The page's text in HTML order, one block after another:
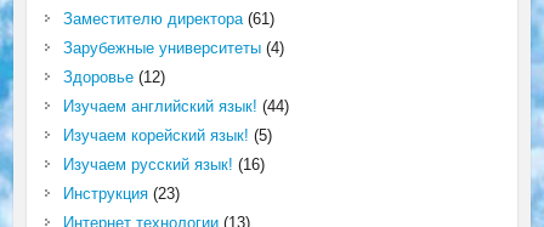
Заместителю директора(61)
Зарубежные университеты(4)
Здоровье(12)
Изучаем английский язык! (44)
Изучаем корейский язык! (5)
Изучаем русский язык! (16)
Инструкция(23)
Интернет технологии(13)